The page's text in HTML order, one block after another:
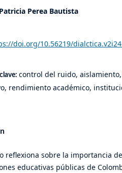
Perea Bautista
doi.org/10.56219/
control del ruido,
rendimiento académico,
reflexiona sobre la importancia
educativas públicas de